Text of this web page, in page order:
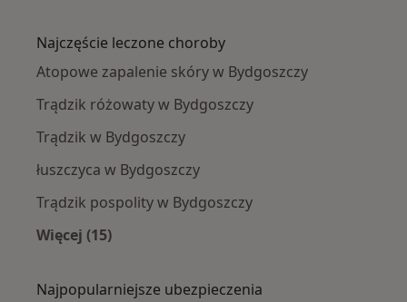
Najczęście leczone choroby
Atopowe zapalenie skóry w Bydgoszczy
Trądzik różowaty w Bydgoszczy
Trądzik w Bydgoszczy
łuszczyca w Bydgoszczy
Trądzik pospolity w Bydgoszczy
Więcej (15)
Najpopularniejsze ubezpieczenia